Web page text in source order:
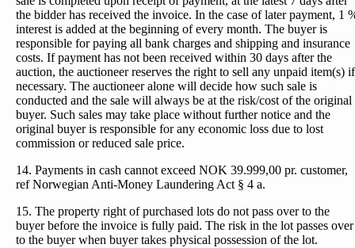
the bidder has received the invoice. In the case of later payment, 1
interest is added at the beginning of every month. The buyer is
responsible for paying all bank charges and shipping and insurance
costs. If payment has not been received within 30 days after the
auction, the auctioneer reserves the right to sell any unpaid item(s) if
necessary. The auctioneer alone will decide how such sale is
conducted and the sale will always be at the risk/cost of the original
buyer. Such sales may take place without further notice and the
original buyer is responsible for any economic loss due to lost
commission or reduced sale price.
14. Payments in cash cannot exceed NOK 39.999,00 pr. customer,
ref Norwegian Anti-Money Laundering Act § 4 a.
15. The property right of purchased lots do not pass over to the
buyer before the invoice is fully paid. The risk in the lot passes over
to the buyer when buyer takes physical possession of the lot.